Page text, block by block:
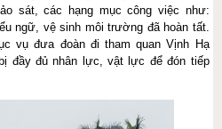
sát, các hạng mục công việc như:
ngữ, vệ sinh môi trường đã hoàn tất.
vụ đưa đoàn đi tham quan Vịnh Hạ
đầy đủ nhân lực, vật lực để đón tiếp